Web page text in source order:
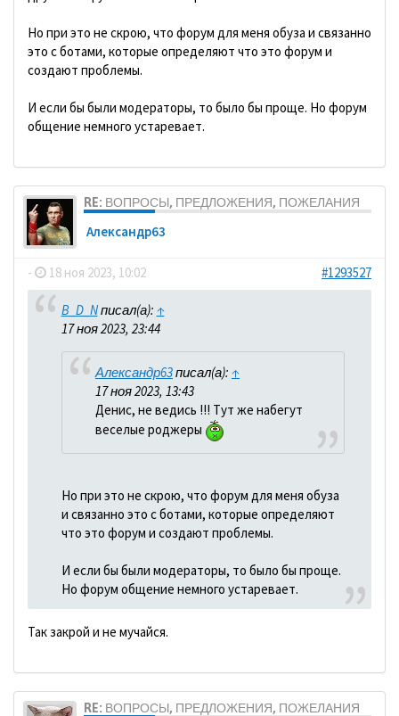
Но при это не скрою, что форум для меня обуза и связанно
это с ботами, которые определяют что это форум и
создают проблемы.
И если бы были модераторы, то было бы проще. Но форум
общение немного устаревает.
RE: ВОПРОСЫ, ПРЕДЛОЖЕНИЯ, ПОЖЕЛАНИЯ
Александр63
- 18 ноя 2023, 10:02 #1293527
B_D_Nписал(а): ↑
17 ноя 2023, 23:44
Александр63писал(а): ↑
17 ноя 2023, 13:43
Денис, не ведись !!! Тут же набегут
веселые роджеры
Но при это не скрою, что форум для меня обуза
и связанно это с ботами, которые определяют
что это форум и создают проблемы.
И если бы были модераторы, то было бы проще.
Но форум общение немного устаревает.
Так закрой и не мучайся.
RE: ВОПРОСЫ, ПРЕДЛОЖЕНИЯ, ПОЖЕЛАНИЯ